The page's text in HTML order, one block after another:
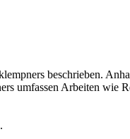
beschrieben.
umfassen Arbeiten wie